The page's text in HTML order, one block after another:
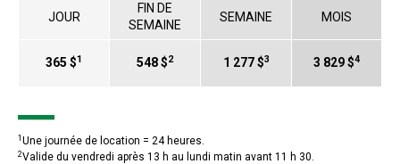
JOUR
FIN DE
SEMAINE
SEMAINE MOIS
365 $1 548 $2 1 277 $3 3 829 $4
1 Une journée de location = 24 heures.
2Valide du vendredi après 13 h au lundi matin avant 11 h 30.